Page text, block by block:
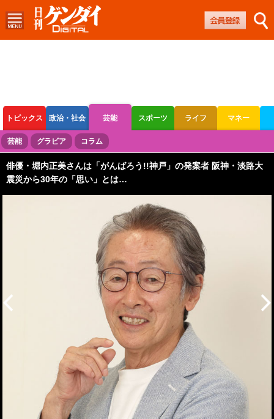
トピックス 政治・社会 芸能 スポーツ ライフ マネー
ボートレース 競輪 オートレース
芸能 グラビア コラム
俳優・堀内正美さんは「がんばろう!!神戸」の発案者 阪神・淡路大
震災から30年の「思い」とは…